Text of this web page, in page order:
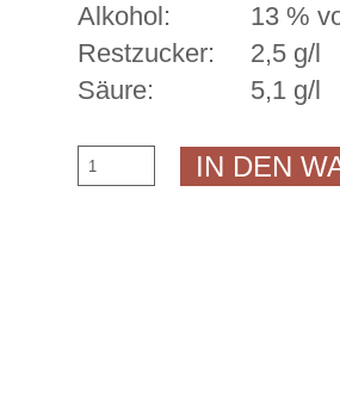
Alkohol:
13 %
Restzucker:
2,5 g/l
Säure:
5,1 g/l
ChardonnayIN DEN